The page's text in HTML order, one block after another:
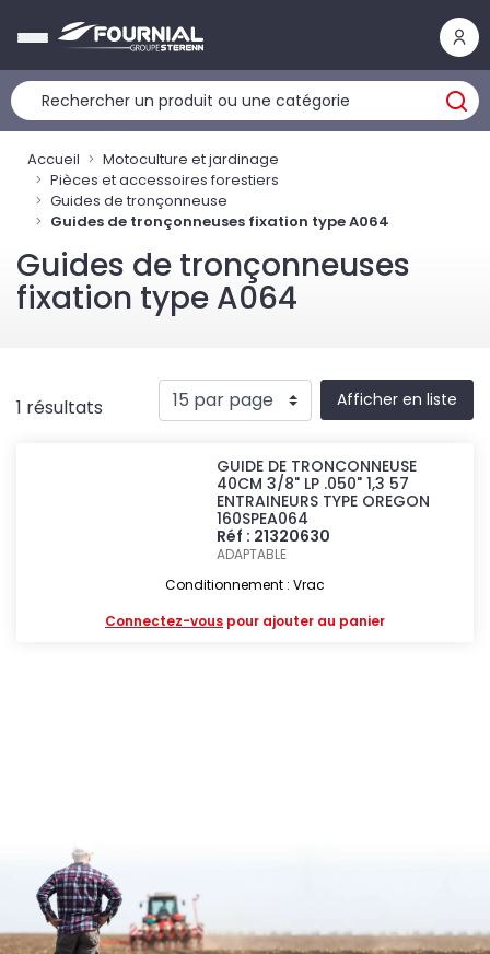
Accueil
Motoculture et jardinage
Pièces et accessoires forestiers
Guides de tronçonneuse
Guides de tronçonneuses fixation type A064
Guides de tronçonneuses
fixation type A064
1 résultats Afficher en liste
GUIDE DE TRONCONNEUSE
40CM 3/8" LP .050" 1,3 57
ENTRAINEURS TYPE OREGON
160SPEA064
Réf : 21320630
ADAPTABLE
Conditionnement : Vrac
Connectez-vous pour ajouter au panier